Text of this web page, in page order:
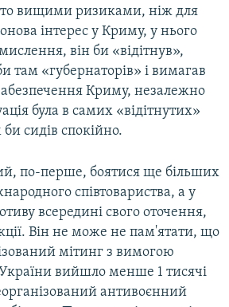
вищими ризиками, ніж для
інтерес у Криму, у нього
він би «відітнув»,
там «губернаторів» і вимагав
Криму, незалежно
була в самих «відітнутих»
сидів спокійно.
по-перше, боятися ще більших
співтовариства, а у
всередині свого оточення,
Він не може не пам'ятати, що
мітинг з вимогою
України вийшло менше 1 тисячі
антивоєнний